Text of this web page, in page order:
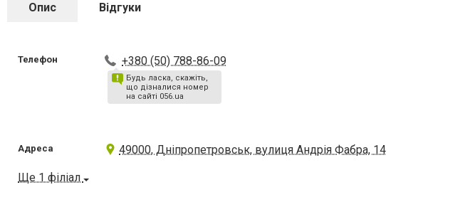
Опис Відгуки
Телефон +380 (50) 788-86-09
Будь ласка, скажіть,
що дізналися номер
на сайті 056.ua
Адреса 49000, Дніпропетровськ, вулиця Андрія Фабра, 14
Ще 1 філіал